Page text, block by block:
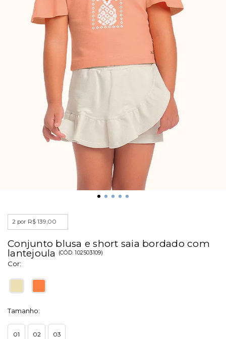
2 por R$ 139,00
Conjunto blusa e short saia bordado com
lantejoula
(CÓD.102503109)
Cor:
Tamanho:
01 02 03